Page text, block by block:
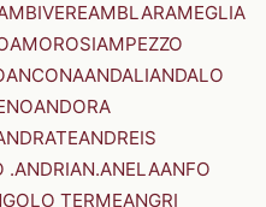
AMBLARAMEGLIA
AMOROSIAMPEZZO
ANCONAANDALIANDALO
ANDORA
ANDREIS
.ANDRIAN.ANELAANFO
TERMEANGRI